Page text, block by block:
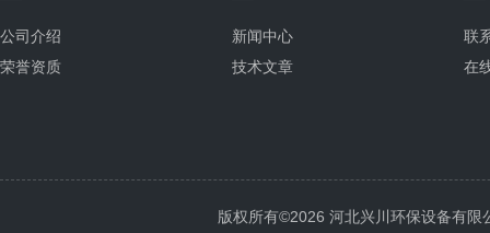
公司介绍
荣誉资质
新闻中心
技术文章
联
在
版权所有©2026 河北兴川环保设备有